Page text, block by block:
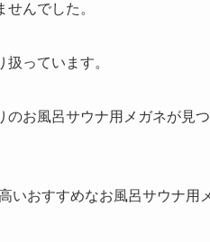
んでした。
っています。
お風呂サウナ用メガネが見
いおすすめなお風呂サウナ用